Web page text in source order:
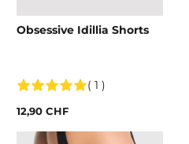
Obsessive Idillia Shorts
( 1 )
12,90 CHF